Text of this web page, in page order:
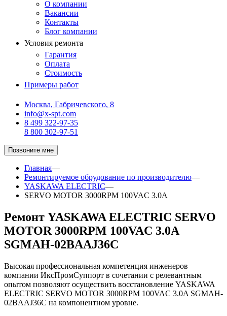
О компании
Вакансии
Контакты
Блог компании
Условия ремонта
Гарантия
Оплата
Стоимость
Примеры работ
Москва, Габричевского, 8
info@x-spt.com
8 499 322-97-35
8 800 302-97-51
Позвоните мне
Главная—
Ремонтируемое обрудование по производителю—
YASKAWA ELECTRIC—
SERVO MOTOR 3000RPM 100VAC 3.0A
Ремонт YASKAWA ELECTRIC SERVO
MOTOR 3000RPM 100VAC 3.0A
SGMAH-02BAAJ36C
Высокая профессиональная компетенция инженеров
компании ИксПромСуппорт в сочетании с релевантным
опытом позволяют осуществить восстановление YASKAWA
ELECTRIC SERVO MOTOR 3000RPM 100VAC 3.0A SGMAH-
02BAAJ36C на компонентном уровне.